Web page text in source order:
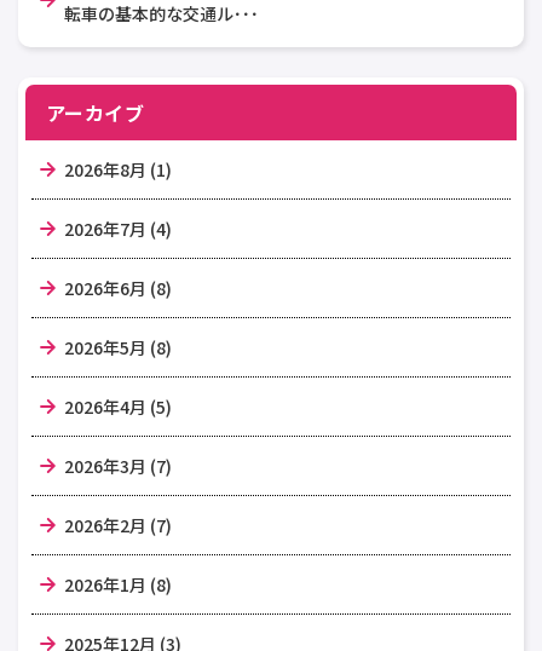
転車の基本的な交通ル･･･
アーカイブ
2026年8月 (1)
2026年7月 (4)
2026年6月 (8)
2026年5月 (8)
2026年4月 (5)
2026年3月 (7)
2026年2月 (7)
2026年1月 (8)
2025年12月 (3)